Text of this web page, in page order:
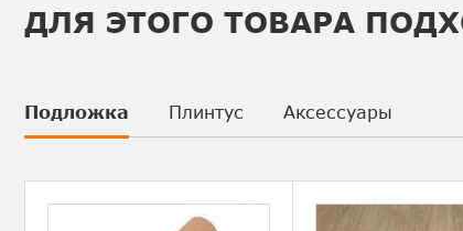
ДЛЯ ЭТОГО ТОВАРА
Подложка Плинтус Аксессуары